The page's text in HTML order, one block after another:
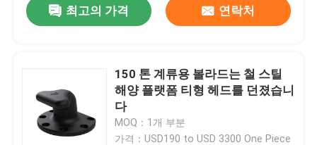
최고의 가격 연락처
150 톤 계류용 볼라드는 철 스틸
해양 플랫폼 티형 헤드를 던졌습니
다
MOQ：1개 부분
가격：USD190 to USD 3300 One Piece